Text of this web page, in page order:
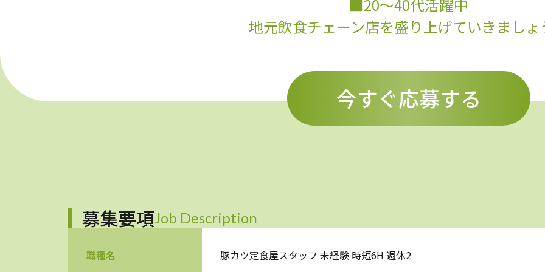
■20～40代活躍中
地元飲食チェーン店を盛り上げていきましょ
今すぐ応募する
募集要項Job Description
職種名 豚カツ定食屋スタッフ 未経験 時短6H 週休2